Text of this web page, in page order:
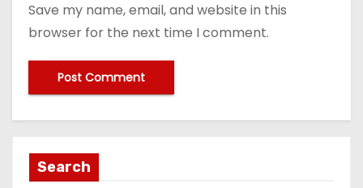
Save my name, email, and website in this
browser for the next time I comment.
Search